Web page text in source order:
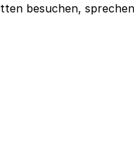
besuchen,